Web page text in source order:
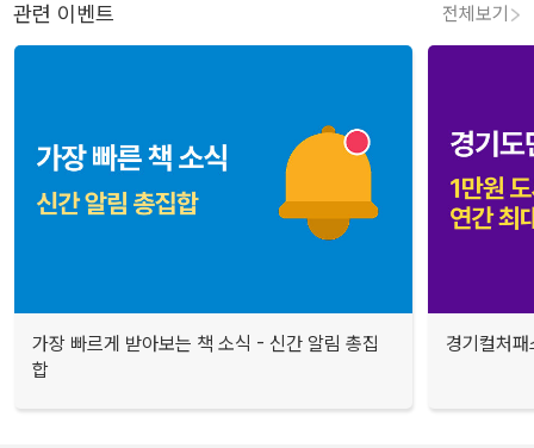
관련 이벤트 전체보기
가장 빠르게 받아보는 책 소식 - 신간 알림 총집
합
경기컬처